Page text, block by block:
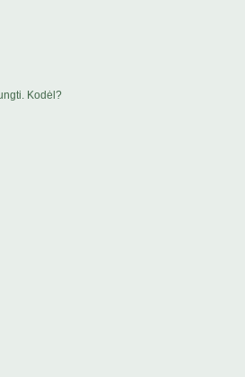
Kodėl?